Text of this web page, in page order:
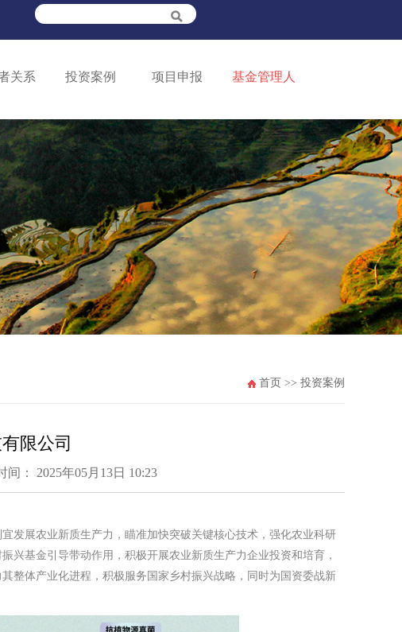
关系 投资案例 项目申报 基金管理人
首页 >> 投资案例
限公司
： 2025年05月13日 10:23
发展农业新质生产力，瞄准加快突破关键核心技术，强化农业科研
兴基金引导带动作用，积极开展农业新质生产力企业投资和培育，
整体产业化进程，积极服务国家乡村振兴战略，同时为国资委战新